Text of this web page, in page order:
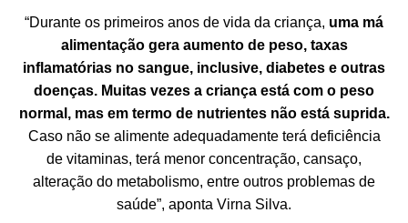
“Durante os primeiros anos de vida da criança, uma má
alimentação gera aumento de peso, taxas
inflamatórias no sangue, inclusive, diabetes e outras
doenças. Muitas vezes a criança está com o peso
normal, mas em termo de nutrientes não está suprida.
Caso não se alimente adequadamente terá deficiência
de vitaminas, terá menor concentração, cansaço,
alteração do metabolismo, entre outros problemas de
saúde”, aponta Virna Silva.